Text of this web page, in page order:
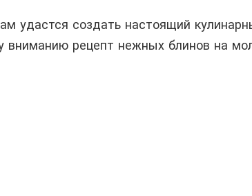
удастся создать настоящий
вниманию рецепт нежных блинов на